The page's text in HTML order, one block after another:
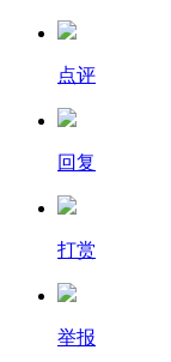
点评
回复
打赏
举报